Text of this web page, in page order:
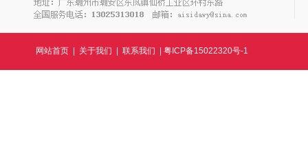
网站首页 关于我们 联系我们 粤ICP备15022320号-1